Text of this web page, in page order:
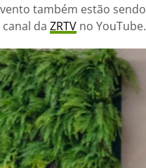
também estão sendo
da ZRTV no YouTube.